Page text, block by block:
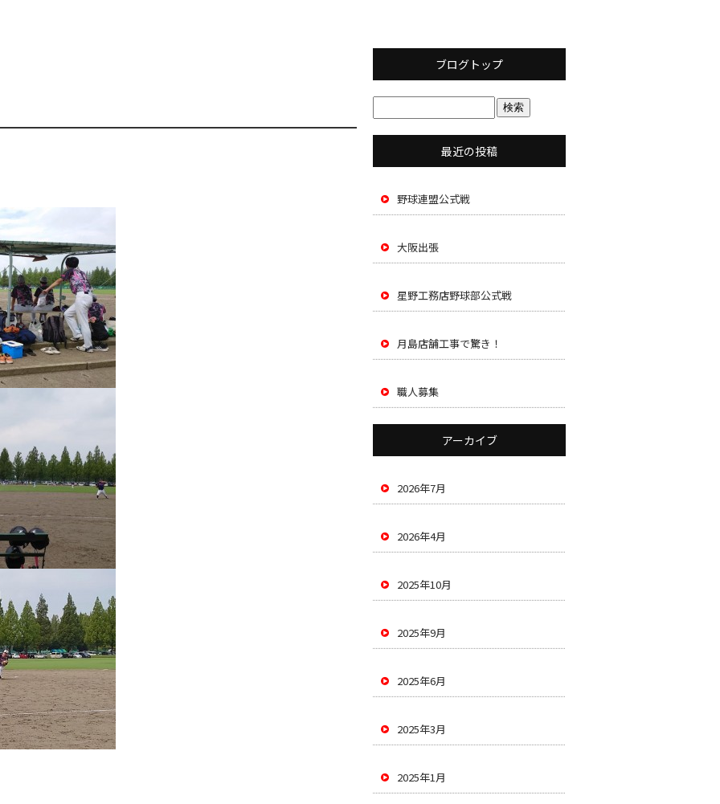
ブログトップ
最近の投稿
野球連盟公式戦
大阪出張
星野工務店野球部公式戦
月島店舗工事で驚き！
職人募集
アーカイブ
2026年7月
2026年4月
2025年10月
2025年9月
2025年6月
2025年3月
2025年1月